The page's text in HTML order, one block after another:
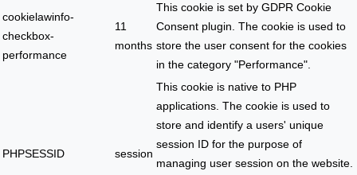
cookielawinfo-
checkbox-
performance
11
months
This cookie is set by GDPR Cookie
Consent plugin. The cookie is used to
store the user consent for the cookies
in the category "Performance".
PHPSESSID session
This cookie is native to PHP
applications. The cookie is used to
store and identify a users' unique
session ID for the purpose of
managing user session on the website.